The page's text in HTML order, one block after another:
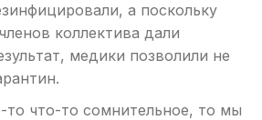
а поскольку
коллектива дали
медики позволили не
то что-то сомнительное, то мы